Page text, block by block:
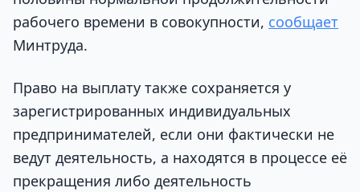
рабочего времени в совокупности, сообщает
Минтруда.
Право на выплату также сохраняется у
зарегистрированных индивидуальных
предпринимателей, если они фактически не
ведут деятельность, а находятся в процессе её
прекращения либо деятельность